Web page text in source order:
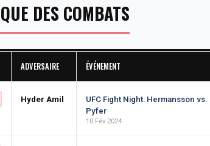
DES COMBATS
ADVERSAIRE ÉVÉNEMENT
Hyder Amil
UFC Fight Night: Hermansson vs.
Pyfer
10 Fév 2024